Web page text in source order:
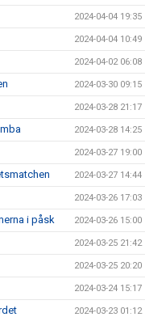
2024-04-04 19:35
2024-04-04 10:49
2024-04-02 06:08
2024-03-30 09:15
2024-03-28 21:17
2024-03-28 14:25
2024-03-27 19:00
2024-03-27 14:44
2024-03-26 17:03
i påsk 2024-03-26 15:00
2024-03-25 21:42
2024-03-25 20:20
2024-03-24 15:17
2024-03-23 01:12